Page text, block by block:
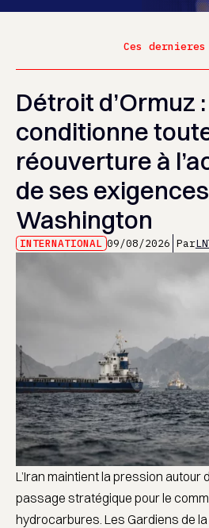
Ces dernieres
Détroit d’Ormuz :
conditionne
réouverture à
de ses
Washington
INTERNATIONAL 09/08/2026 Par
L’Iran maintient la pression autour
passage stratégique pour le
hydrocarbures. Les Gardiens de